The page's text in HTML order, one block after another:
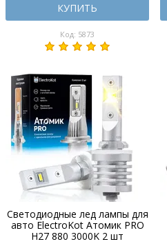
КУПИТЬ
Код: 5873
Светодиодные лед лампы для
авто ElectroKot Атомик PRO
H27 880 3000K 2 шт